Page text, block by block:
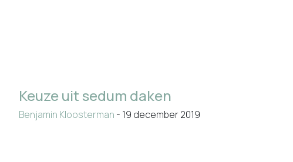
Keuze uit sedum daken
Benjamin Kloosterman - 19 december 2019